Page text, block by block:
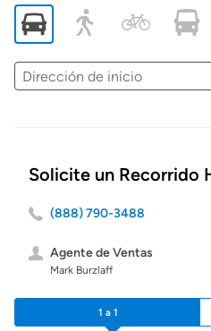
Dirección
de
Calcular
Solicite un Recorrido
(888) 790-3488
Agente de Ventas
Mark Burzlaff
1 a 1